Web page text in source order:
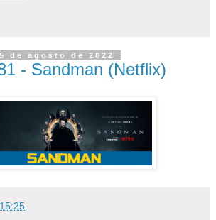
de agosto de 2022
- Sandman (Netflix)
15:25